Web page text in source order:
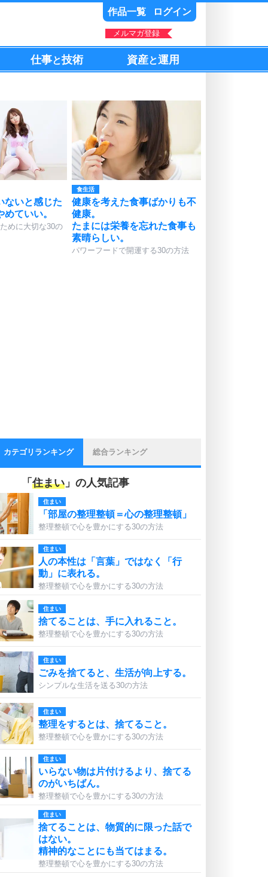
作品一覧 ログイン
メルマガ登録
仕事と技術 資産と運用
ないと感じた
ていい。
めに大切な30の
食生活
健康を考えた食事ばかりも不
健康。
たまには栄養を忘れた食事も
素晴らしい。
パワーフードで開運する30の方法
カテゴリランキング 総合ランキング
「住まい 」の人気記事
住まい
「部屋の整理整頓＝心の整理整頓」
整理整頓で心を豊かにする30の方法
住まい
人の本性は「言葉」ではなく「行
動」に表れる。
整理整頓で心を豊かにする30の方法
住まい
捨てることは、手に入れること。
整理整頓で心を豊かにする30の方法
住まい
ごみを捨てると、生活が向上する。
シンプルな生活を送る30の方法
住まい
整理をするとは、捨てること。
整理整頓で心を豊かにする30の方法
住まい
いらない物は片付けるより、捨てる
のがいちばん。
整理整頓で心を豊かにする30の方法
住まい
捨てることは、物質的に限った話で
はない。
精神的なことにも当てはまる。
整理整頓で心を豊かにする30の方法